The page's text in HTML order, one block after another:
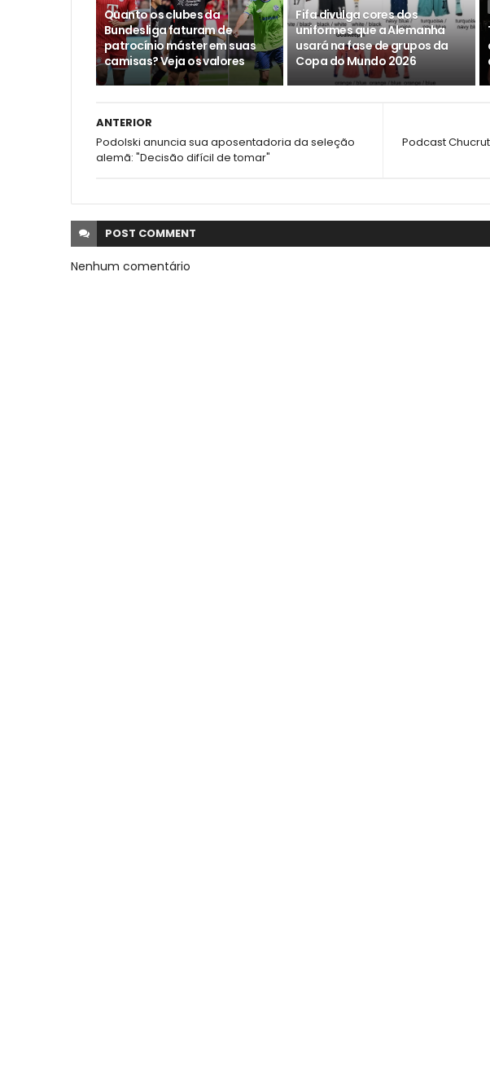
Quanto os clubes da
Bundesliga faturam de
patrocínio máster em suas
camisas? Veja os valores
Fifa divulga cores dos
uniformes que a Alemanha
usará na fase de grupos da
Copa do Mundo 2026
Podcast
ANTERIOR
Podolski anuncia sua aposentadoria da seleção
alemã: "Decisão difícil de tomar"
POST COMMENT
Nenhum comentário